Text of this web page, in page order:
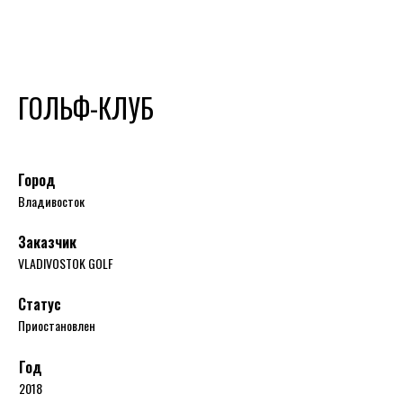
ГОЛЬФ-КЛУБ
Владивосток
Приостановлен
Город
Статус
2018
Год
VLADIVOSTOK GOLF
Заказчик